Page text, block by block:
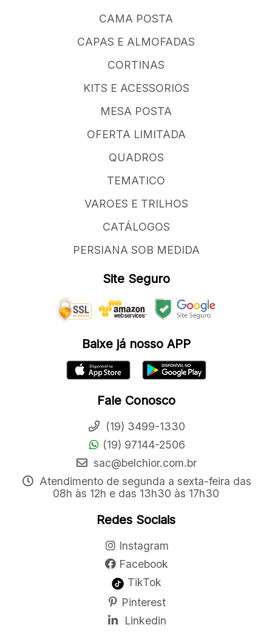
CAMA POSTA
CAPAS E ALMOFADAS
CORTINAS
KITS E ACESSORIOS
MESA POSTA
OFERTA LIMITADA
QUADROS
TEMATICO
VAROES E TRILHOS
CATÁLOGOS
PERSIANA SOB MEDIDA
Site Seguro
Baixe já nosso APP
Fale Conosco
(19) 3499-1330
(19) 97144-2506
sac@belchior.com.br
Atendimento de segunda a sexta-feira das
08h às 12h e das 13h30 às 17h30
Redes Sociais
Instagram
Facebook
TikTok
Pinterest
Linkedin